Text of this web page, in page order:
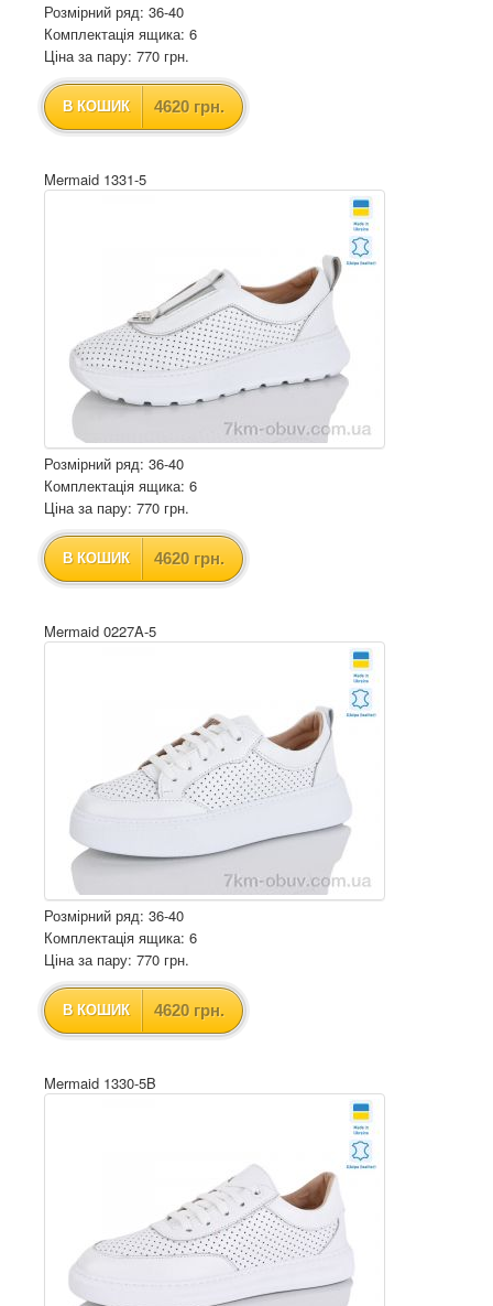
Розмірний ряд: 36-40
Комплектація ящика: 6
Ціна за пару: 770 грн.
В КОШИК 4620 грн.
Mermaid 1331-5
Розмірний ряд: 36-40
Комплектація ящика: 6
Ціна за пару: 770 грн.
В КОШИК 4620 грн.
Mermaid 0227A-5
Розмірний ряд: 36-40
Комплектація ящика: 6
Ціна за пару: 770 грн.
В КОШИК 4620 грн.
Mermaid 1330-5B